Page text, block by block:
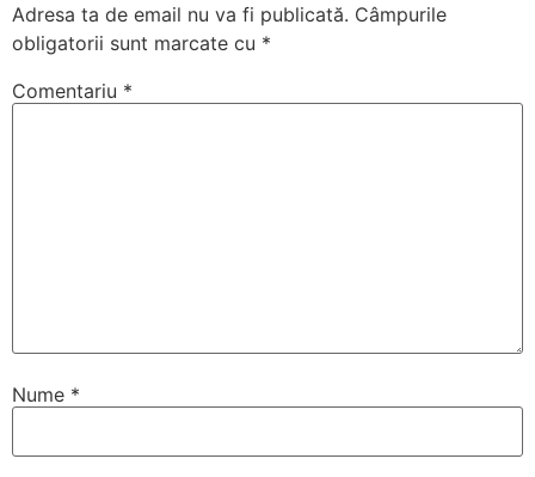
Adresa ta de email nu va fi publicată. Câmpurile
obligatorii sunt marcate cu *
Comentariu *
Nume *